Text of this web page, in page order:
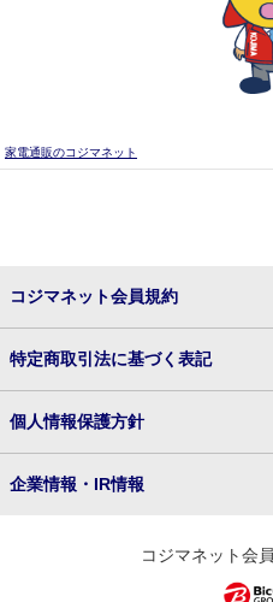
家電通販のコジマネット
コジマネット会員規約
特定商取引法に基づく表記
個人情報保護方針
企業情報・IR情報
コジマネット会